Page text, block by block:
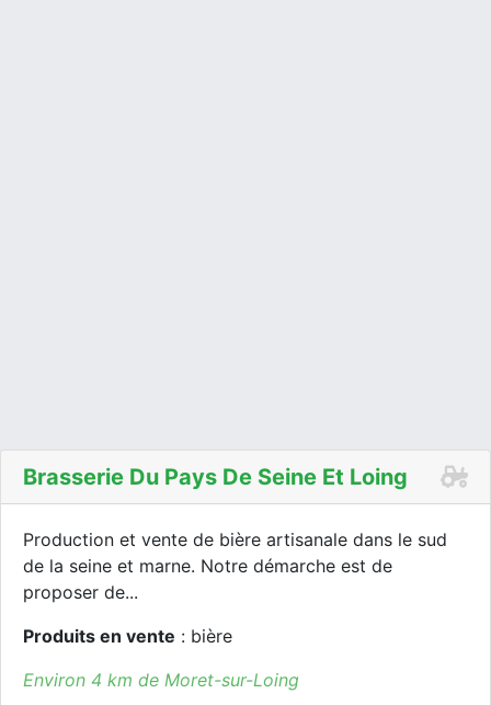
Brasserie Du Pays De Seine Et Loing
Production et vente de bière artisanale dans le sud
de la seine et marne. Notre démarche est de
proposer de...
Produits en vente : bière
Environ 4 km de Moret-sur-Loing